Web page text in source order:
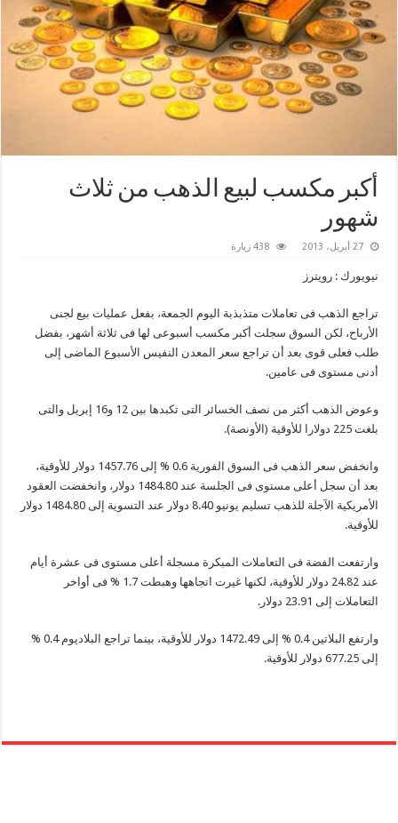
أكبر مكسب لبيع الذهب من ثلاث
شهور
27 أبريل، 2013 438 زيارة
نيويورك : رويترز
تراجع الذهب فى تعاملات متذبذبة اليوم الجمعة، بفعل عمليات بيع لجنى
الأرباح، لكن السوق سجلت أكبر مكسب أسبوعى لها فى ثلاثة أشهر، بفضل
طلب فعلى قوى بعد أن تراجع سعر المعدن النفيس الأسبوع الماضى إلى
أدنى مستوى فى عامين.
وعوض الذهب أكثر من نصف الخسائر التى تكبدها بين 12 و16 إبريل والتى
بلغت 225 دولارا للأوقية (الأونصة).
وانخفض سعر الذهب فى السوق الفورية 0.6 % إلى 1457.76 دولار للأوقية،
بعد أن سجل أعلى مستوى فى الجلسة عند 1484.80 دولار، وانخفضت العقود
الأمريكية الآجلة للذهب تسليم يونيو 8.40 دولار عند التسوية إلى 1484.80 دولار
للأوقية.
وارتفعت الفضة فى التعاملات المبكرة مسجلة أعلى مستوى فى عشرة أيام
عند 24.82 دولار للأوقية، لكنها غيرت اتجاهها وهبطت 1.7 % فى أواخر
التعاملات إلى 23.91 دولار.
وارتفع البلاتين 0.4 % إلى 1472.49 دولار للأوقية، بينما تراجع البلاديوم 0.4 %
إلى 677.25 دولار للأوقية.